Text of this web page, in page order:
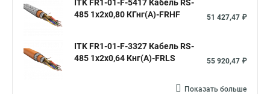
ITK FR1-01-F-5417 Кабель RS-
485 1х2х0,80 КГнг(А)-FRHF
51 427,47 ₽
ITK FR1-01-F-3327 Кабель RS-
485 1х2х0,64 Кнг(А)-FRLS
55 920,47 ₽
Показать больше